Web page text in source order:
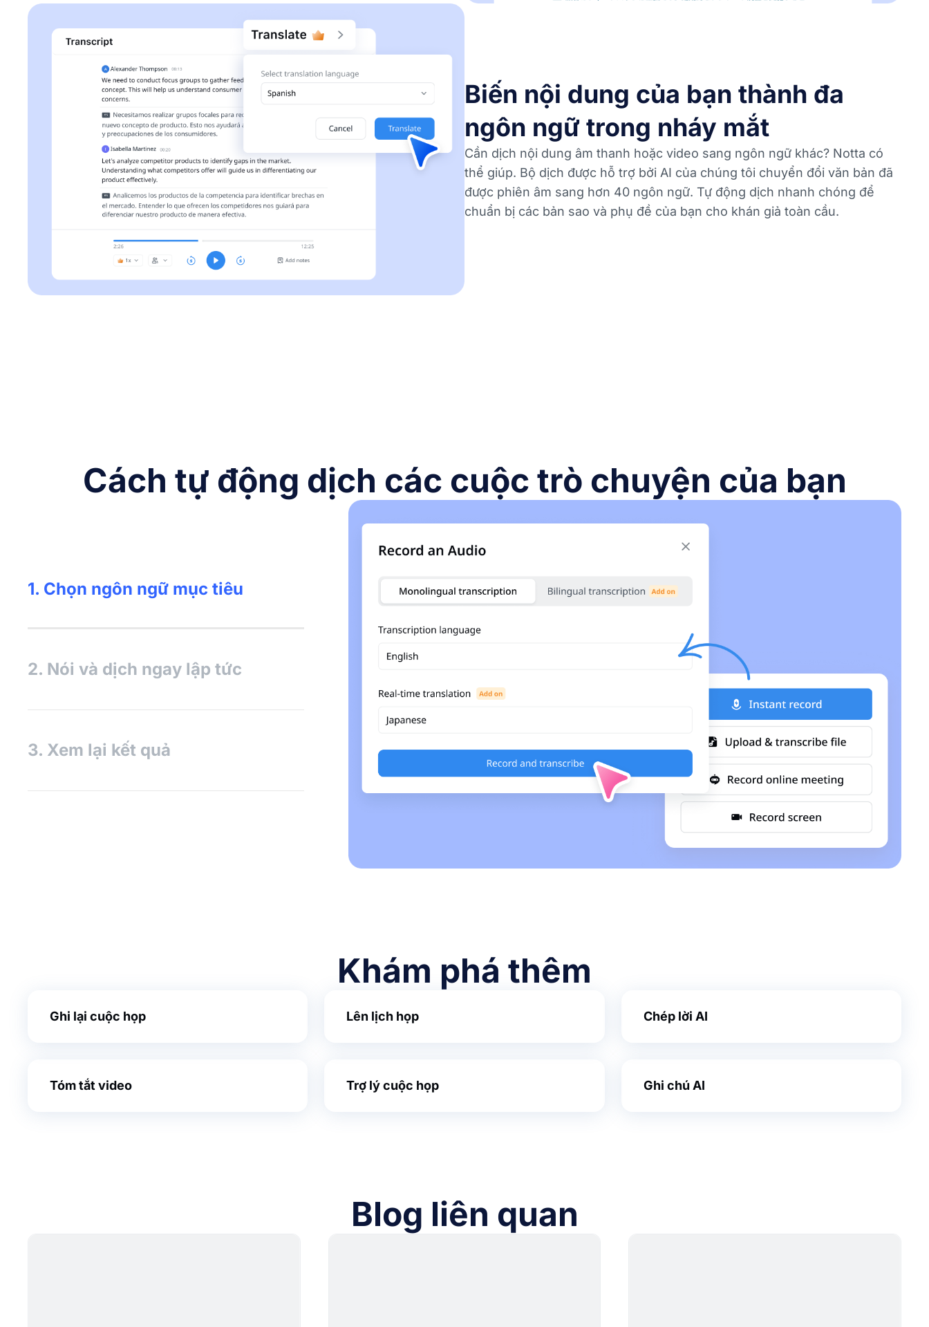
Biến nội dung của bạn thành đa
ngôn ngữ trong nháy mắt
Cần dịch nội dung âm thanh hoặc video sang ngôn ngữ khác? Notta có
thể giúp. Bộ dịch được hỗ trợ bởi AI của chúng tôi chuyển đổi văn bản đã
được phiên âm sang hơn 40 ngôn ngữ. Tự động dịch nhanh chóng để
chuẩn bị các bản sao và phụ đề của bạn cho khán giả toàn cầu.
Cách tự động dịch các cuộc trò chuyện của bạn
1. Chọn ngôn ngữ mục tiêu
2. Nói và dịch ngay lập tức
3. Xem lại kết quả
Khám phá thêm
Ghi lại cuộc họp Lên lịch họp Chép lời AI
Tóm tắt video Trợ lý cuộc họp Ghi chú AI
Blog liên quan